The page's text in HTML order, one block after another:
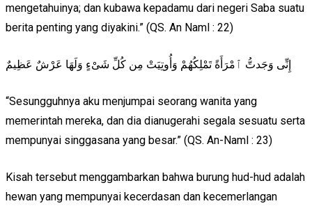
mengetahuinya; dan kubawa kepadamu dari negeri Saba suatu
berita penting yang diyakini.” (QS. An Naml : 22)
إِنِّى وَجَدتُّ ٱمْرَأَةً تَمْلِكُهُمْ وَأُوتِيَتْ مِن كُلِّ شَىْءٍ وَلَهَا عَرْشٌ عَظِيمٌ
“Sesungguhnya aku menjumpai seorang wanita yang
memerintah mereka, dan dia dianugerahi segala sesuatu serta
mempunyai singgasana yang besar.” (QS. An-Naml : 23)
Kisah tersebut menggambarkan bahwa burung hud-hud adalah
hewan yang mempunyai kecerdasan dan kecemerlangan